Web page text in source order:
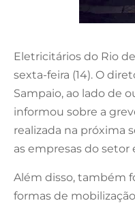
Eletricitários do Rio
sexta-feira (14). O
Sampaio, ao lado de
informou sobre a
realizada na próxima
as empresas do setor
Além disso, também
formas de